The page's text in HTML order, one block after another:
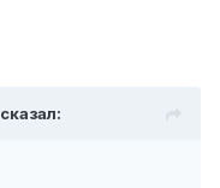
сказал: